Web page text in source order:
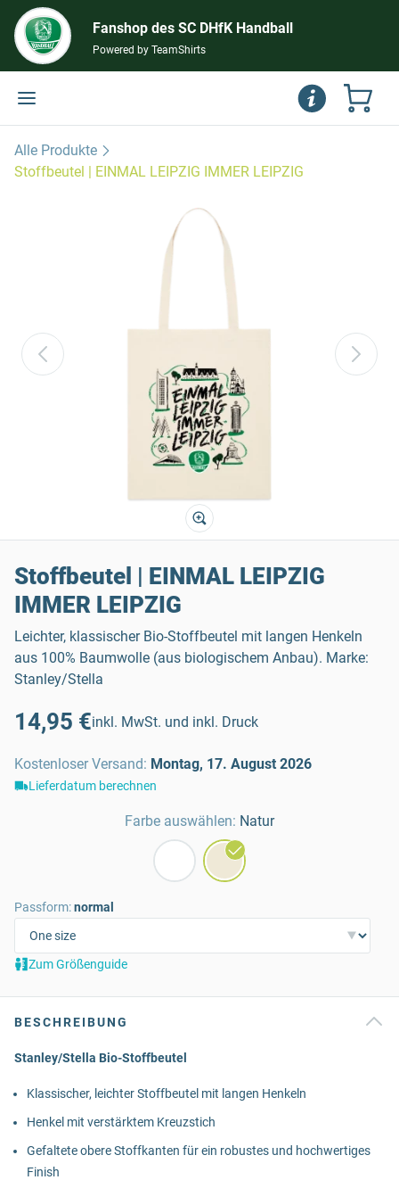
Fanshop des SC DHfK Handball
Powered by TeamShirts
Alle Produkte
Stoffbeutel | EINMAL LEIPZIG IMMER LEIPZIG
Stoffbeutel | EINMAL LEIPZIG
IMMER LEIPZIG
Leichter, klassischer Bio-Stoffbeutel mit langen Henkeln
aus 100% Baumwolle (aus biologischem Anbau). Marke:
Stanley/Stella
14,95 €inkl. MwSt. und inkl. Druck
Kostenloser Versand: Montag, 17. August 2026
Lieferdatum berechnen
Farbe auswählen: Natur
Passform:normal
Zum Größenguide
BESCHREIBUNG
Stanley/Stella Bio-Stoffbeutel
Klassischer, leichter Stoffbeutel mit langen Henkeln
Henkel mit verstärktem Kreuzstich
Gefaltete obere Stoffkanten für ein robustes und hochwertiges
Finish